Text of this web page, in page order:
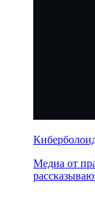
Медиа от